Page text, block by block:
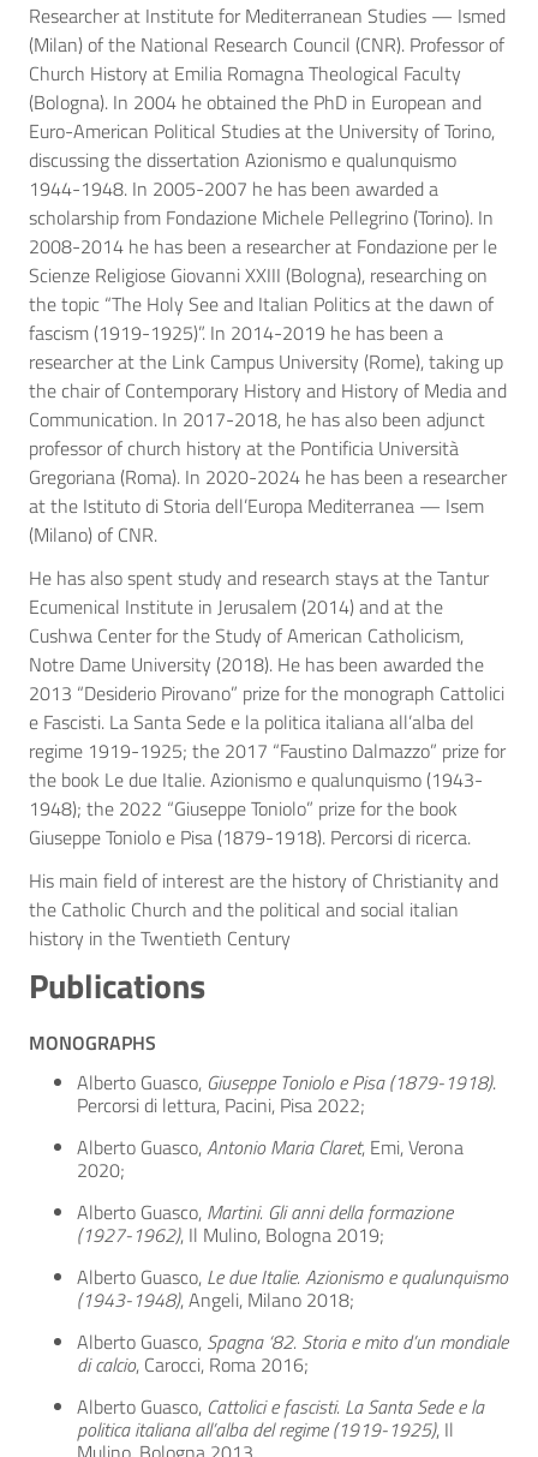
Researcher at Institute for Mediterranean Studies — Ismed
(Milan) of the National Research Council (CNR). Professor of
Church History at Emilia Romagna Theological Faculty
(Bologna). In 2004 he obtained the PhD in European and
Euro-American Political Studies at the University of Torino,
discussing the dissertation Azionismo e qualunquismo
1944-1948. In 2005-2007 he has been awarded a
scholarship from Fondazione Michele Pellegrino (Torino). In
2008-2014 he has been a researcher at Fondazione per le
Scienze Religiose Giovanni XXIII (Bologna), researching on
the topic “The Holy See and Italian Politics at the dawn of
fascism (1919-1925)”. In 2014-2019 he has been a
researcher at the Link Campus University (Rome), taking up
the chair of Contemporary History and History of Media and
Communication. In 2017-2018, he has also been adjunct
professor of church history at the Pontificia Università
Gregoriana (Roma). In 2020-2024 he has been a researcher
at the Istituto di Storia dell’Europa Mediterranea — Isem
(Milano) of CNR.
He has also spent study and research stays at the Tantur
Ecumenical Institute in Jerusalem (2014) and at the
Cushwa Center for the Study of American Catholicism,
Notre Dame University (2018). He has been awarded the
2013 “Desiderio Pirovano” prize for the monograph Cattolici
e Fascisti. La Santa Sede e la politica italiana all’alba del
regime 1919-1925; the 2017 “Faustino Dalmazzo” prize for
the book Le due Italie. Azionismo e qualunquismo (1943-
1948); the 2022 “Giuseppe Toniolo” prize for the book
Giuseppe Toniolo e Pisa (1879-1918). Percorsi di ricerca.
His main field of interest are the history of Christianity and
the Catholic Church and the political and social italian
history in the Twentieth Century
Publications
MONOGRAPHS
Alberto Guasco, Giuseppe Toniolo e Pisa (1879-1918).
Percorsi di lettura, Pacini, Pisa 2022;
Alberto Guasco,Antonio Maria Claret, Emi, Verona
2020;
Alberto Guasco, Martini. Gli anni della formazione
(1927-1962), Il Mulino, Bologna 2019;
Alberto Guasco, Le due Italie. Azionismo e qualunquismo
(1943-1948), Angeli, Milano 2018;
Alberto Guasco, Spagna ‘82. Storia e mito d’un mondiale
di calcio, Carocci, Roma 2016;
Alberto Guasco, Cattolici e fascisti. La Santa Sede e la
politica italiana all’alba del regime (1919-1925), Il